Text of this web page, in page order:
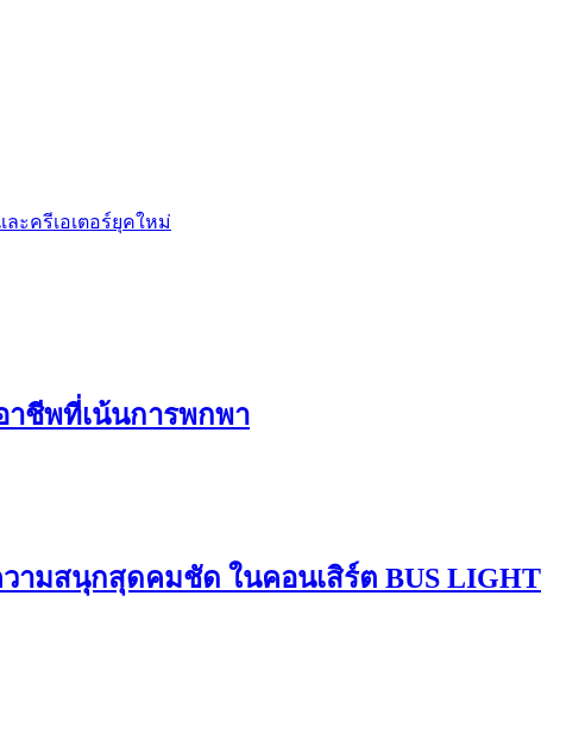
ะครีเอเตอร์ยุคใหม่
าชีพที่เน้นการพกพา
ามสนุกสุดคมชัด ในคอนเสิร์ต BUS LIGHT